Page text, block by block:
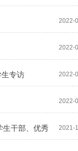
2022-
2022-
2022-
生专访
2022-
2021-
生干部、优秀